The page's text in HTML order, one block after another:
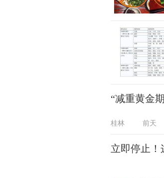
“减重黄金
桂林 前天
立即停止！